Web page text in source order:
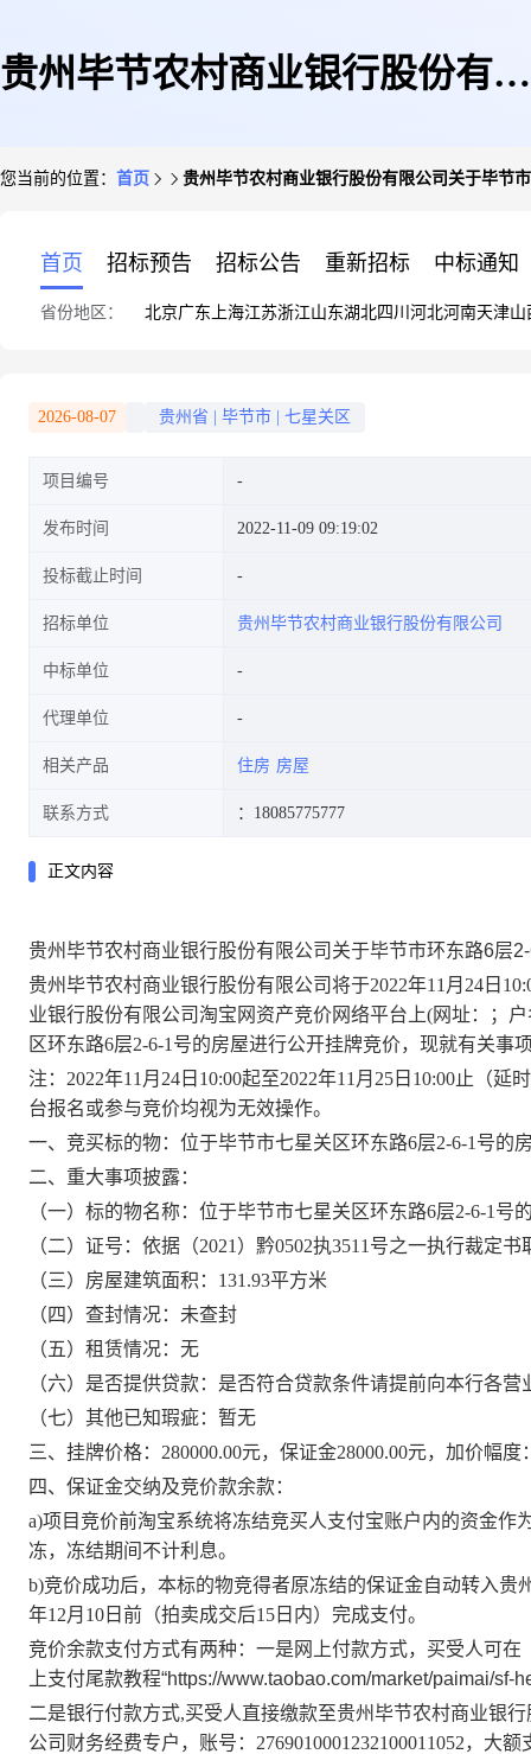
贵州毕节农村商业银行股份有限
您当前的位置： 首页 贵州毕节农村商业银行股份有限公司关于毕节
首页 招标预告 招标公告 重新招标 中标通知
省份地区： 北京广东 上海江苏浙江山东湖北四川 河北河南天津山
2026-08-07 贵州省 毕节市 七星关区
项目编号
发布时间 2022-11-09 09:19:02
投标截止时间
招标单位 贵州毕节农村商业银行股份有限公司
中标单位
代理单位
相关产品 住房 房屋
联系方式 ：18085775777
正文内容
贵州毕节农村商业银行股份有限公司关于毕节市环东路6层
贵州毕节农村商业银行股份有限公司将于2022年11月 24 日
业银行股份有限公司淘宝网资产竞价网络平台上(网址：
；
区环东路6层2-6-1号的房屋进行公开挂牌竞价，现就有关事
注： 2022年11月 24 日 10:00起至2022年11月25 日 10:00止（延
台报名或参与竞价均视为无效操作。
一、竞买标的物： 位于毕节市七星关区环东路6层2-6-1号的
二、 重大事项披露：
（一）标的物名称： 位于毕节市七星关区环东路6层2-6-1号
（二）证号： 依据（2021）黔0502执3511号之一执行裁定书
（三）房屋建筑面积： 131.93平方米
（四）查封情况： 未查封
（五）租赁情况： 无
（六）是否提供贷款： 是否符合贷款条件请提前向本行各营
（七）其他已知瑕疵： 暂无
三、挂牌价格： 280000.00元，保证金28000.00元，加价幅度
四、保证金交纳及竞价款余款：
a)项目竞价前淘宝系统将冻结竞买人支付宝账户内的资金
冻，冻结期间不计利息。
b)竞价成功后，本标的物竞得者原冻结的保证金自动转入贵
年12月 10 日前 （拍卖成交后15 日内） 完成支付。
竞价余款支付方式有两种：一是网上付款方式，买受人可
上支付尾款教程“https://www.taobao.com/market/paimai/sf-
二是银行付款方式,买受人直接缴款至贵州毕节农村商业银
公司财务经费专户，账号 ： 2769010001232100011052，大